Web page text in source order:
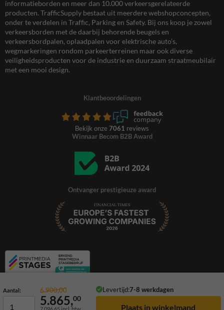
Aantal: 6.900,00 Levertijd:7-8 werkdagen
5.865,00
informatieborden en meer dan 10.000 verkeersgerelateerde
producten. TrafficSupply bestaat uit meerdere webshopconcepten,
onder te verdelen in Traffic, Parking en Safety. Bij ons koop je zowel
verkeersborden met de daarbij behorende beugels en
verkeersbordpalen, oplaadpalen voor elektrische auto’s,
wegmarkeringen rondom parkeerterreinen maar ook diverse
veiligheidsproducten voor de industrie en duurzaam straatmeubilair
met een mooi design.
Klantbeoordelingen
Bekijk onze 7061 reviews
Winnaar Becom B2B Award
Ontvanger prestigieuze award